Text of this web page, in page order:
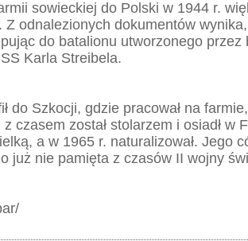
sowieckiej do Polski w 1944 r.
Z odnalezionych dokumentów
do batalionu utworzonego przez
Karla Streibela.
do Szkocji, gdzie pracował na
czasem został stolarzem i osiadł w
a w 1965 r. naturalizował. Jego
już nie pamięta z czasów II wojny